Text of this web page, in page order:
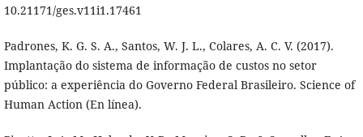
10.21171/ges.v11i1.17461
Padrones, K. G. S. A., Santos, W. J. L., Colares, A. C. V. (2017).
Implantação do sistema de informação de custos no setor
público: a experiência do Governo Federal Brasileiro. Science of
Human Action (En línea).